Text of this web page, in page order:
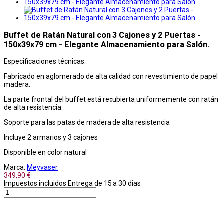
Buffet de Ratán Natural con 3 Cajones y 2 Puertas -
150x39x79 cm - Elegante Almacenamiento para Salón.
Especificaciones técnicas:
Fabricado en aglomerado de alta calidad con revestimiento de papel
madera.
La parte frontal del buffet está recubierta uniformemente con ratán
de alta resistencia.
Soporte para las patas de madera de alta resistencia
Incluye 2 armarios y 3 cajones
Disponible en color natural
Marca: Meyvaser
349,90 €
Impuestos incluidos Entrega de 15 a 30 dias